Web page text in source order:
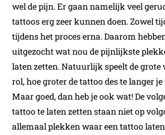
wel de pijn. Er gaan namelijk veel
tattoos erg zeer kunnen doen. Zowel
tijdens het proces erna. Daarom
uitgezocht wat nou de pijnlijkste
laten zetten. Natuurlijk speelt de grote
rol, hoe groter de tattoo des te langer
Maar goed, dan heb je ook wat! De
tattoo te laten zetten staan niet op
allemaal plekken waar een tattoo